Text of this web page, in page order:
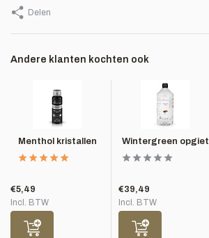
Delen
Andere klanten kochten ook
Menthol kristallen
€5,49
Incl. BTW
Wintergreen opgiet
€39,49
Incl. BTW